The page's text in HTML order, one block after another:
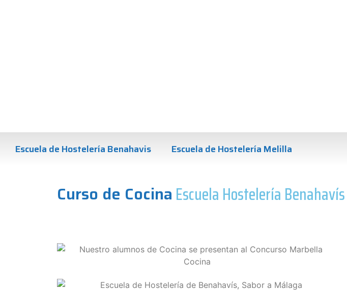
Escuela de Hostelería Benahavis Escuela de Hostelería Melilla
Curso de Cocina Escuela Hostelería Benahavís